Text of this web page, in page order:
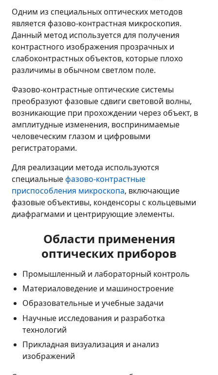
Одним из специальных оптических методов
является фазово-контрастная микроскопия.
Данный метод используется для получения
контрастного изображения прозрачных и
слабоконтрастных объектов, которые плохо
различимы в обычном светлом поле.
Фазово-контрастные оптические системы
преобразуют фазовые сдвиги световой волны,
возникающие при прохождении через объект, в
амплитудные изменения, воспринимаемые
человеческим глазом и цифровыми
регистраторами.
Для реализации метода используются
специальныефазово-контрастные
приспособления микроскопа, включающие
фазовые объективы, конденсоры с кольцевыми
диафрагмами и центрирующие элементы.
Области применения
оптических приборов
Промышленный и лабораторный контроль
Материаловедение и машиностроение
Образовательные и учебные задачи
Научные исследования и разработка
технологий
Прикладная визуализация и анализ
изображений